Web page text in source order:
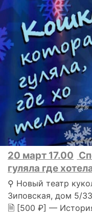
20 март 17.00
гуляла где
⚲ Новый театр
Зиповская, дом 5/33
🗎 [500 ₽] — История